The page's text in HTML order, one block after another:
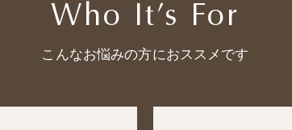
Who It’s For
こんなお悩みの方におススメです